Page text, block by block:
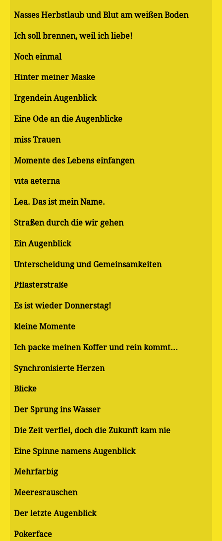
Nasses Herbstlaub und Blut am weißen Boden
Ich soll brennen, weil ich liebe!
Noch einmal
Hinter meiner Maske
Irgendein Augenblick
Eine Ode an die Augenblicke
miss Trauen
Momente des Lebens einfangen
vita aeterna
Lea. Das ist mein Name.
Straßen durch die wir gehen
Ein Augenblick
Unterscheidung und Gemeinsamkeiten
Pflasterstraße
Es ist wieder Donnerstag!
kleine Momente
Ich packe meinen Koffer und rein kommt...
Synchronisierte Herzen
Blicke
Der Sprung ins Wasser
Die Zeit verfiel, doch die Zukunft kam nie
Eine Spinne namens Augenblick
Mehrfarbig
Meeresrauschen
Der letzte Augenblick
Pokerface